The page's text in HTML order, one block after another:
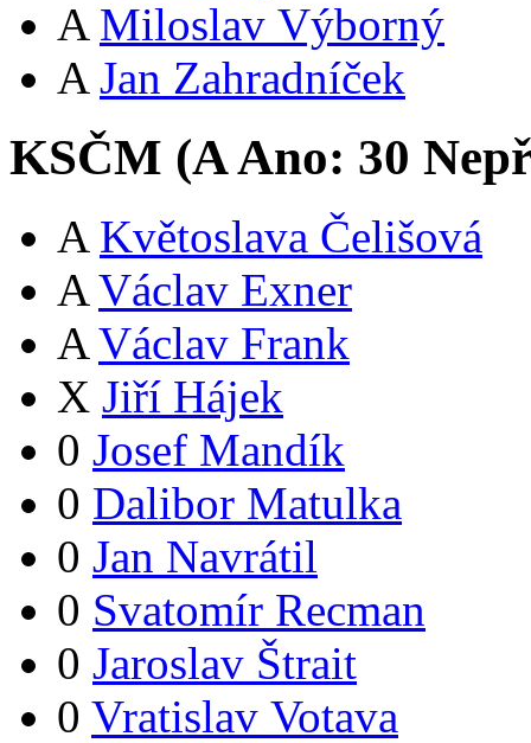
A Miloslav Výborný
A Jan Zahradníček
KSČM (AAno: 30
A Květoslava Čelišová
A Václav Exner
A Václav Frank
X Jiří Hájek
0 Josef Mandík
0 Dalibor Matulka
0 Jan Navrátil
0 Svatomír Recman
0 Jaroslav Štrait
0 Vratislav Votava